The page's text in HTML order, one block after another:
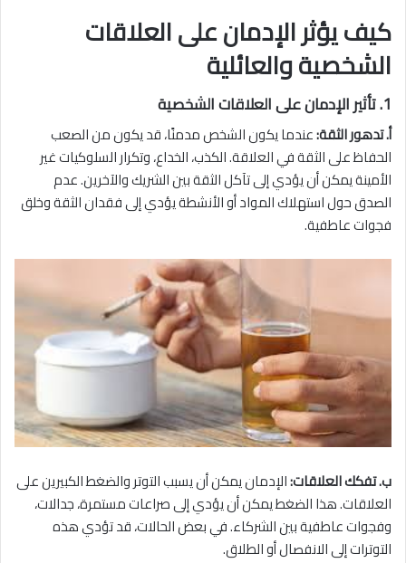
كيف يؤثر الإدمان على العلاقات
الشخصية والعائلية
1. تأثير الإدمان على العلاقات الشخصية
أ. تدهور الثقة:عندما يكون الشخص مدمنًا، قد يكون من الصعب
الحفاظ على الثقة في العلاقة. الكذب، الخداع، وتكرار السلوكيات غير
الأمينة يمكن أن يؤدي إلى تآكل الثقة بين الشريك والآخرين. عدم
الصدق حول استهلاك المواد أو الأنشطة يؤدي إلى فقدان الثقة وخلق
فجوات عاطفية.
ب. تفكك العلاقات:الإدمان يمكن أن يسبب التوتر والضغط الكبيرين على
العلاقات. هذا الضغط يمكن أن يؤدي إلى صراعات مستمرة، جدالات،
وفجوات عاطفية بين الشركاء. في بعض الحالات، قد تؤدي هذه
التوترات إلى الانفصال أو الطلاق.